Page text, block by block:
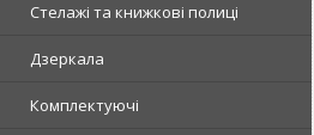
Стелажі та книжкові полиці
Дзеркала
Комплектуючі